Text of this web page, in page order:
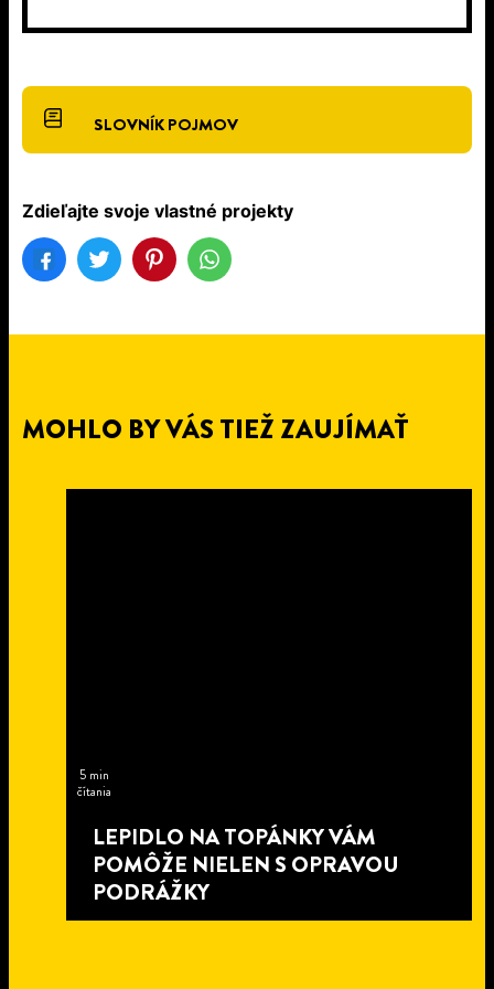
SLOVNÍK POJMOV
Zdieľajte svoje vlastné projekty
MOHLO BY VÁS TIEŽ ZAUJÍMAŤ
5 min
čítania
LEPIDLO NA TOPÁNKY VÁM
POMÔŽE NIELEN S OPRAVOU
PODRÁŽKY